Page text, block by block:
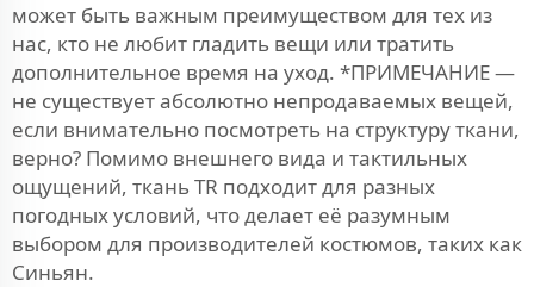
может быть важным преимуществом для тех из
нас, кто не любит гладить вещи или тратить
дополнительное время на уход. *ПРИМЕЧАНИЕ —
не существует абсолютно непродаваемых вещей,
если внимательно посмотреть на структуру ткани,
верно? Помимо внешнего вида и тактильных
ощущений, ткань TR подходит для разных
погодных условий, что делает её разумным
выбором для производителей костюмов, таких как
Синьян.